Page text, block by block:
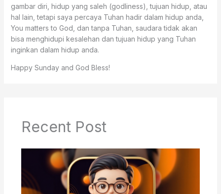
gambar diri, hidup yang saleh (godliness), tujuan hidup, atau
hal lain, tetapi saya percaya Tuhan hadir dalam hidup anda,
You matters to God, dan tanpa Tuhan, saudara tidak akan
bisa menghidupi kesalehan dan tujuan hidup yang Tuhan
inginkan dalam hidup anda.
Happy Sunday and God Bless!
Recent Post